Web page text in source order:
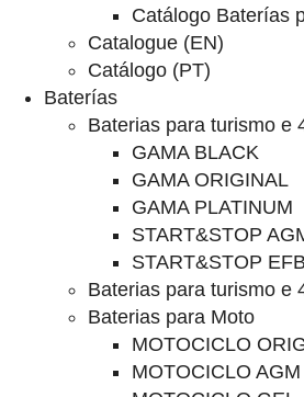
Catálogo Baterías
Catalogue (EN)
Catálogo (PT)
Baterías
Baterias para turismo e
GAMA BLACK
GAMA ORIGINAL
GAMA PLATINUM
START&STOP
START&STOP EFB
Baterias para turismo e
Baterias para Moto
MOTOCICLO
MOTOCICLO AGM